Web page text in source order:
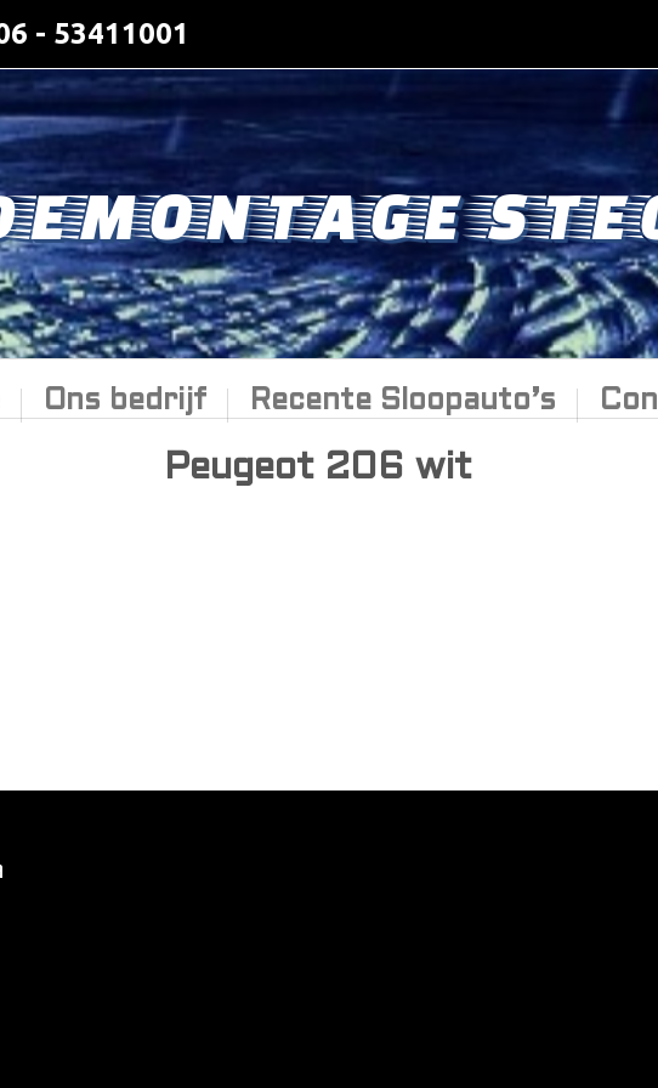
- 53411001
Ons bedrijf Recente Sloopauto’s
Peugeot 206 wit